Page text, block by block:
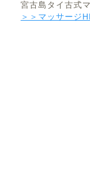
宮古島タイ古式
＞＞マッサージ